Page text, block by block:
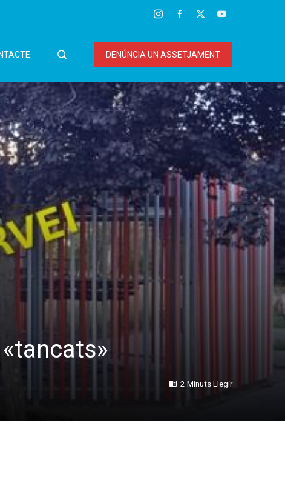
DENÚNCIA UN ASSETJAMENT
2 Minuts Llegir